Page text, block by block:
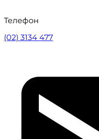
Телефон
(02) 3134 477